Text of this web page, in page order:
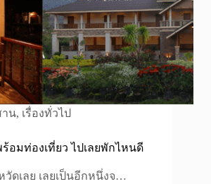
าน, เรื่องทั่วไป
อมท่องเที่ยว ไปเลยพักไหนดี
วัดเลย เลยเป็นอีกหนึ่งจ…